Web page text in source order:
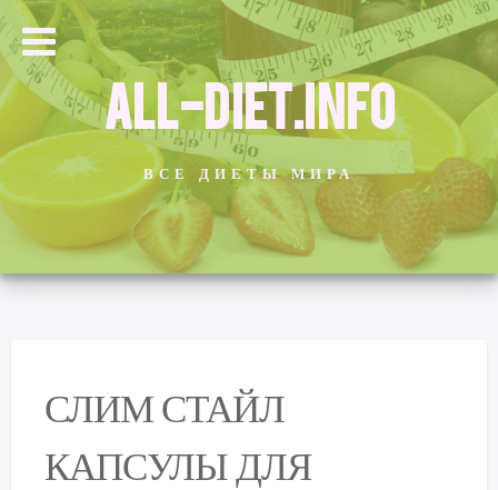
ALL-DIET.INFO
ВСЕ ДИЕТЫ МИРА
СЛИМ СТАЙЛ
КАПСУЛЫ ДЛЯ